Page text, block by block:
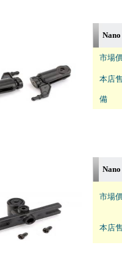
市場
本店
備
市場
本店